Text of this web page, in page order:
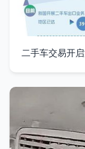
二手车交易开